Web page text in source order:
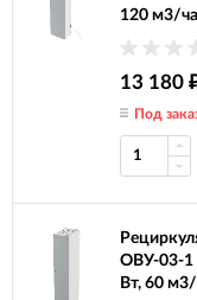
120 м3/
13 180
Под
ОВУ-03-1
Вт, 60